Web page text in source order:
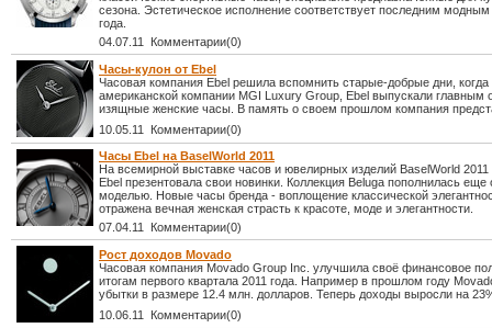
сезона. Эстетическое исполнение соответствует последним
года.
04.07.11 Комментарии(0)
Часы-кулон от Ebel
Часовая компания Ebel решила вспомнить старые-добрые дни, когда
американской компании MGI Luxury Group, Ebel выпускали главным
изящные женские часы. В память о своем прошлом компания
10.05.11 Комментарии(0)
Часы Ebel на ВaselWorld 2011
На всемирной выставке часов и ювелирных изделий ВaselWorld 2011
Ebel презентовала свои новинки. Коллекция Beluga пополнилась еще
моделью. Новые часы бренда - воплощение классической
отражена вечная женская страсть к красоте, моде и элегантности.
07.04.11 Комментарии(0)
Рост доходов Movado
Часовая компания Movado Group Inc. улучшила своё финансовое
итогам первого квартала 2011 года. Например в прошлом году
убытки в размере 12.4 млн. долларов. Теперь доходы выросли на
10.06.11 Комментарии(0)